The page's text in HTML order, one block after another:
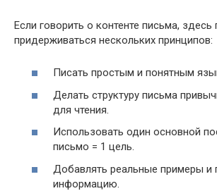
Если говорить о контенте письма, здесь
придерживаться нескольких принципов:
Писать простым и понятным
Делать структуру письма
для чтения.
Использовать один основной
письмо = 1 цель.
Добавлять реальные примеры и
информацию.